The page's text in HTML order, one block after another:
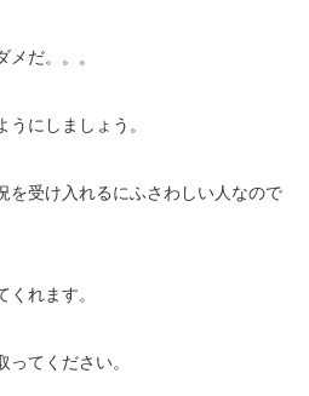
だ。。。
にしましょう。
を受け入れるにふさわしい人なので
れます。
てください。